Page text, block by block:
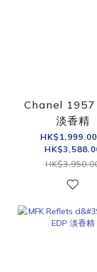
Chanel 1957
淡香精